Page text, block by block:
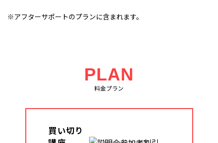
※アフターサポートのプランに含まれます。
PLAN
料金プラン
買い切り